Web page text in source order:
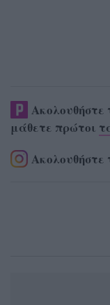
Ακολουθήστε
μάθετε πρώτοι
Ακολουθήστε